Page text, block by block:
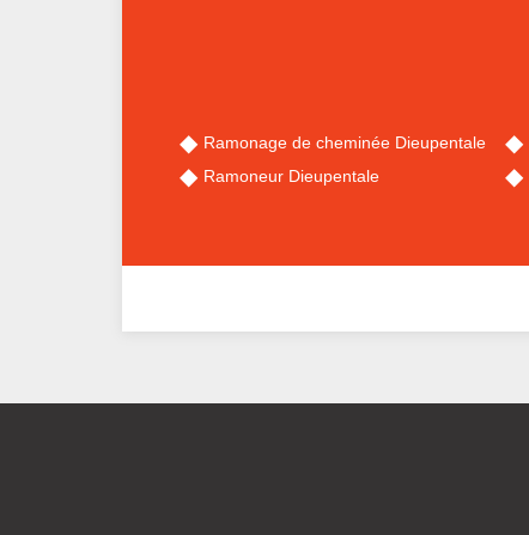
Ramonage de cheminée Dieupentale
Ramoneur Dieupentale